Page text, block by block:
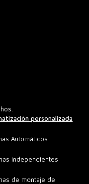
personalizada
Automáticos
independientes
de montaje de